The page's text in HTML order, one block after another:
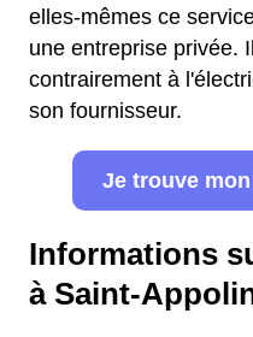
elles-mêmes ce
une entreprise privée.
contrairement à
son fournisseur.
Je trouve
Informations
à Saint-